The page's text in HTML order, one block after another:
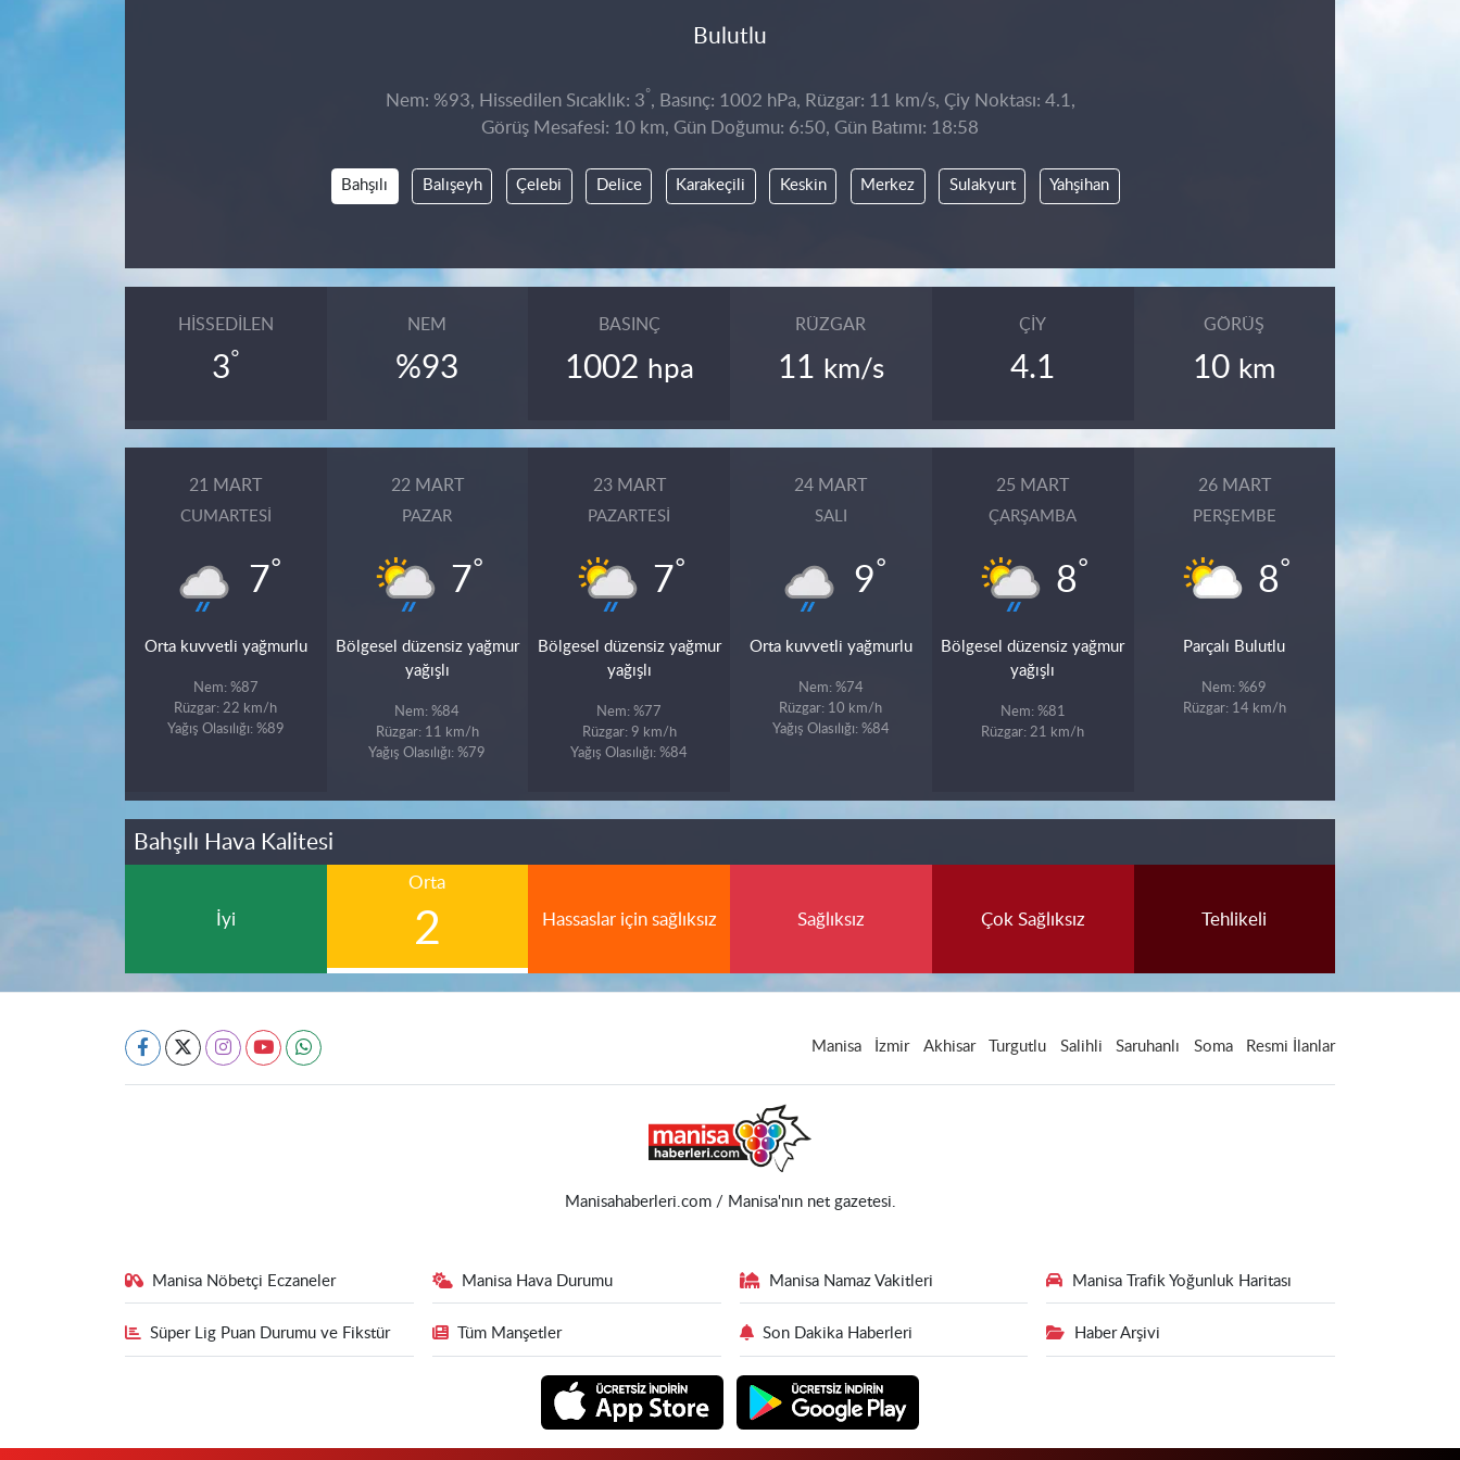
Bulutlu
Nem: %93, Hissedilen Sıcaklık: 3°, Basınç: 1002 hPa, Rüzgar: 11 km/s, Çiy Noktası: 4.1,
Görüş Mesafesi: 10 km, Gün Doğumu: 6:50, Gün Batımı: 18:58
Bahşılı Balışeyh Çelebi Delice Karakeçili Keskin Merkez Sulakyurt Yahşihan
HISSEDILEN
3°
NEM
%93
BASINÇ
1002 hpa
RÜZGAR
11 km/s
ÇIY
4.1
GÖRÜŞ
10 km
21 MART
CUMARTESI
7°
Orta kuvvetli yağmurlu
Nem: %87
Rüzgar: 22 km/h
Yağış Olasılığı: %89
22 MART
PAZAR
7°
Bölgesel düzensiz yağmur
yağışlı
Nem: %84
Rüzgar: 11 km/h
Yağış Olasılığı: %79
23 MART
PAZARTESI
7°
Bölgesel düzensiz yağmur
yağışlı
Nem: %77
Rüzgar: 9 km/h
Yağış Olasılığı: %84
24 MART
SALI
9°
Orta kuvvetli yağmurlu
Nem: %74
Rüzgar: 10 km/h
Yağış Olasılığı: %84
25 MART
ÇARŞAMBA
8°
Bölgesel düzensiz yağmur
yağışlı
Nem: %81
Rüzgar: 21 km/h
26 MART
PERŞEMBE
8°
Parçalı Bulutlu
Nem: %69
Rüzgar: 14 km/h
Bahşılı Hava Kalitesi
İyi
Orta
2 Hassaslar için sağlıksız Sağlıksız Çok Sağlıksız Tehlikeli
Manisa İzmir Akhisar Turgutlu Salihli Saruhanlı Soma Resmi İlanlar
Manisahaberleri.com / Manisa'nın net gazetesi.
Manisa Nöbetçi Eczaneler Manisa Hava Durumu Manisa Namaz Vakitleri Manisa Trafik Yoğunluk Haritası
Süper Lig Puan Durumu ve Fikstür Tüm Manşetler Son Dakika Haberleri Haber Arşivi